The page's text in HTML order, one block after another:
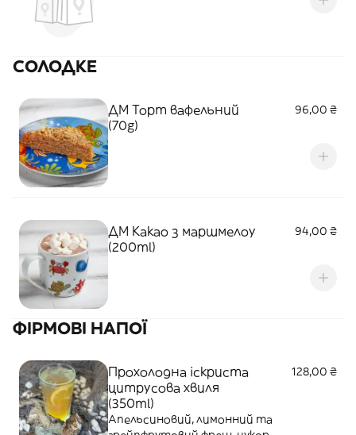
СОЛОДКЕ
ДМ Торт вафельний
(70g)
96,00 ₴
ДМ Какао з маршмелоу
(200ml)
94,00 ₴
ФІРМОВІ НАПОЇ
Прохолодна іскриста
цитрусова хвиля
(350ml)
128,00 ₴
Апельсиновий, лимонний та